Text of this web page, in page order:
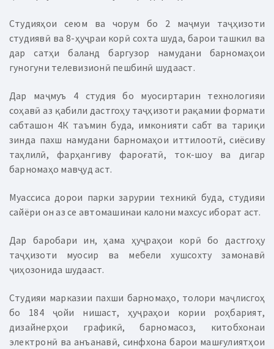
Студияҳои сеюм ва чорум бо 2 маҷмуи таҷҳизоти
студиявӣ ва 8-ҳуҷраи корӣ сохта шуда, барои ташкил ва
дар сатҳи баланд баргузор намудани барномаҳои
гуногуни телевизионӣ пешбинӣ шудааст.
Дар маҷмуъ 4 студия бо муосиртарин технологияи
соҳавӣ аз қабили дастгоҳу таҷҳизоти рақамии формати
сабташон 4К таъмин буда, имконияти сабт ва тариқи
зинда пахш намудани барномаҳои иттилоотӣ, сиёсиву
таҳлилӣ, фарҳангиву фароғатӣ, ток-шоу ва дигар
барномаҳо мавҷуд аст.
Муассиса дорои парки зарурии техникӣ буда, студияи
сайёри он аз се автомашинаи калони махсус иборат аст.
Дар баробари ин, ҳама ҳуҷраҳои корӣ бо дастгоҳу
таҷҳизоти муосир ва мебели хушсохту замонавӣ
ҷиҳозонида шудааст.
Студияи марказии пахши барномаҳо, толори маҷлисгоҳ
бо 184 ҷойи нишаст, ҳуҷраҳои кории роҳбарият,
дизайнерҳои графикӣ, барномасоз, китобхонаи
электронӣ ва анъанавӣ, синфхона барои машғулиятҳои